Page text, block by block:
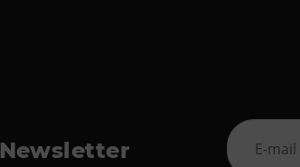
Newsletter